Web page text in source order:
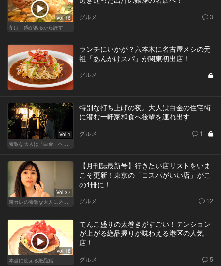
Vol.16
冬は、鍋があるから許す
グルメ 3
ランチにいかが？六本木に名古屋メシの元
祖「あんかけスパ」が関東初出店！
グルメ
Vol.1
素敵な大人は「白金」へ後輩を誘う
特別な打ち上げの夜。大人は白金の住宅街
に潜む一軒家和食へ後輩を連れ出す
グルメ 1
Vol.37
東カレの素敵な大人に必要なこと
【月刊誌最新号】行きたい店リストをいま
こそ更新！東京の「コスパがいい店」がこ
の1冊に！
グルメ 12
Vol.18
本当に使える絶品鮨
てんこ盛りの太巻きがすごい！テンション
が上がる絶品握りが味わえる港区の人気
店！
グルメ 5